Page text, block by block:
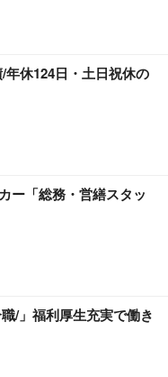
年休124日・土日祝休の
ー「総務・営繕スタッ
/」福利厚生充実で働き